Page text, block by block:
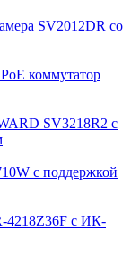
SV2012DR со
коммутатор
SV3218R2 с
с поддержкой
4218Z36F с ИК-